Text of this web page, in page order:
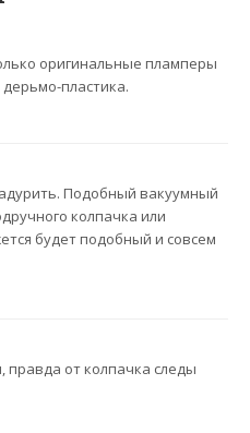
оригинальные пламперы
пластика.
Подобный вакуумный
колпачка или
будет подобный и совсем
правда от колпачка следы